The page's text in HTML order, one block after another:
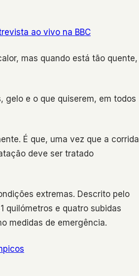
ao vivo na BBC
mas quando está tão quente,
gelo e o que quiserem, em todos
É que, uma vez que a corrida
deve ser tratado
extremas. Descrito pelo
quilómetros e quatro subidas
medidas de emergência.